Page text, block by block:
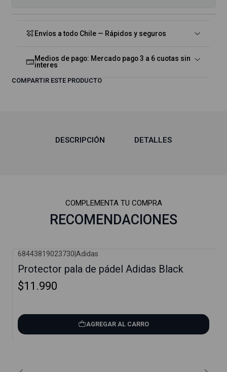
Envíos a todo Chile — Rápidos y seguros
Medios de pago: Mercado pago 3 a 6 cuotas sin
interes
COMPARTIR ESTE PRODUCTO
DESCRIPCIÓN DETALLES
COMPLEMENTA TU COMPRA
RECOMENDACIONES
68443819023730 Adidas
Protector pala de pádel Adidas Black
$11.990
AGREGAR AL CARRO